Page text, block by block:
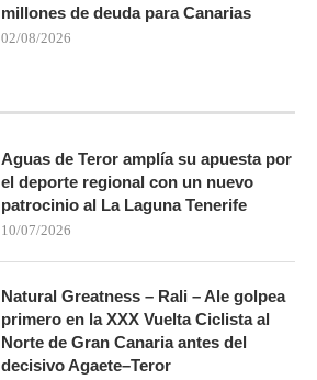
millones de deuda para Canarias
02/08/2026
Aguas de Teror amplía su apuesta por
el deporte regional con un nuevo
patrocinio al La Laguna Tenerife
10/07/2026
Natural Greatness – Rali – Ale golpea
primero en la XXX Vuelta Ciclista al
Norte de Gran Canaria antes del
decisivo Agaete–Teror